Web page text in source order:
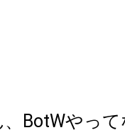
BotWやっ